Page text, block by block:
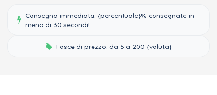
Consegna immediata: {percentuale}% consegnato in
meno di 30 secondi!
Fasce di prezzo: da 5 a 200 {valuta}